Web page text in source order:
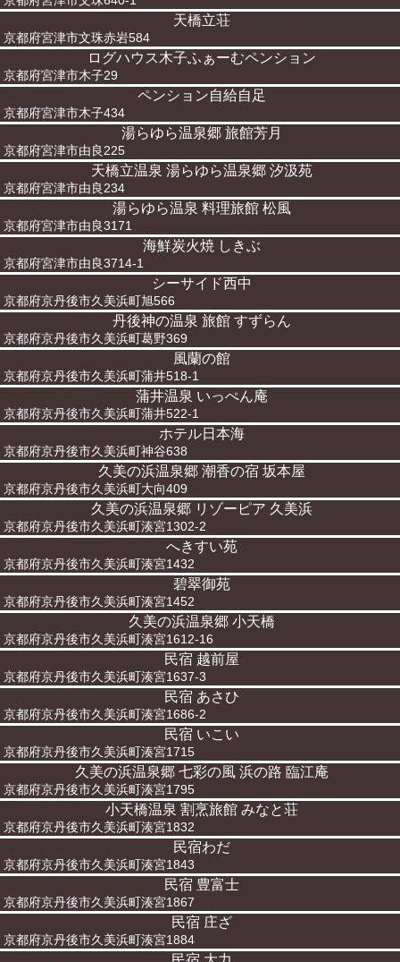
天橋立荘
京都府宮津市文珠赤岩584
ログハウス木子ふぁーむペンション
京都府宮津市木子29
ペンション自給自足
京都府宮津市木子434
湯らゆら温泉郷 旅館芳月
京都府宮津市由良225
天橋立温泉 湯らゆら温泉郷 汐汲苑
京都府宮津市由良234
湯らゆら温泉 料理旅館 松風
京都府宮津市由良3171
海鮮炭火焼 しきぶ
京都府宮津市由良3714-1
シーサイド西中
京都府京丹後市久美浜町旭566
丹後神の温泉 旅館 すずらん
京都府京丹後市久美浜町葛野369
風蘭の館
京都府京丹後市久美浜町蒲井518-1
蒲井温泉 いっぺん庵
京都府京丹後市久美浜町蒲井522-1
ホテル日本海
京都府京丹後市久美浜町神谷638
久美の浜温泉郷 潮香の宿 坂本屋
京都府京丹後市久美浜町大向409
久美の浜温泉郷 リゾーピア 久美浜
京都府京丹後市久美浜町湊宮1302-2
へきすい苑
京都府京丹後市久美浜町湊宮1432
碧翠御苑
京都府京丹後市久美浜町湊宮1452
久美の浜温泉郷 小天橋
京都府京丹後市久美浜町湊宮1612-16
民宿 越前屋
京都府京丹後市久美浜町湊宮1637-3
民宿 あさひ
京都府京丹後市久美浜町湊宮1686-2
民宿 いこい
京都府京丹後市久美浜町湊宮1715
久美の浜温泉郷 七彩の風 浜の路 臨江庵
京都府京丹後市久美浜町湊宮1795
小天橋温泉 割烹旅館 みなと荘
京都府京丹後市久美浜町湊宮1832
民宿わだ
京都府京丹後市久美浜町湊宮1843
民宿 豊富士
京都府京丹後市久美浜町湊宮1867
民宿 庄ざ
京都府京丹後市久美浜町湊宮1884